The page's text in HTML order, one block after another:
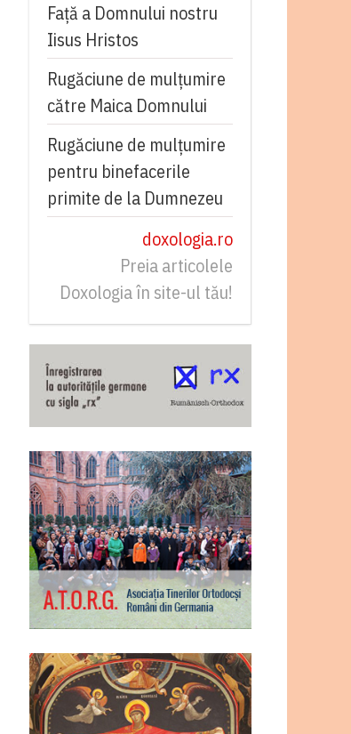
Faţă a Domnului nostru
Iisus Hristos
Rugăciune de mulţumire
către Maica Domnului
Rugăciune de mulțumire
pentru binefacerile
primite de la Dumnezeu
doxologia.ro
Preia articolele
Doxologia în site-ul tău!